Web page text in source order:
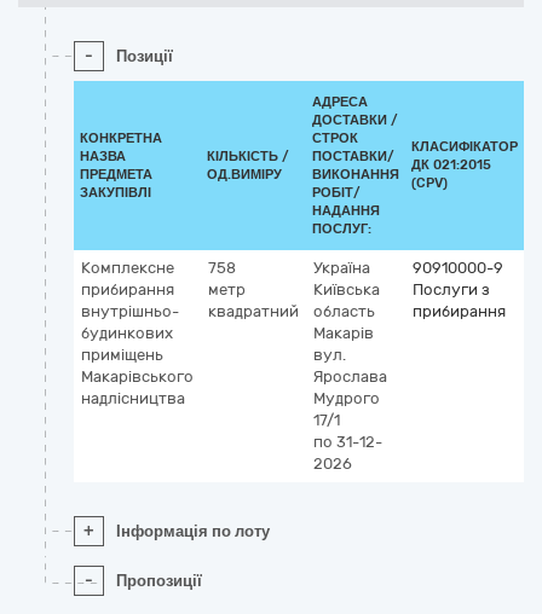
- Позиції
КОНКРЕТНА
НАЗВА
ПРЕДМЕТА
ЗАКУПІВЛІ
КІЛЬКІСТЬ /
ОД.ВИМІРУ
АДРЕСА
ДОСТАВКИ /
СТРОК
ПОСТАВКИ/
ВИКОНАННЯ
РОБІТ/
НАДАННЯ
ПОСЛУГ:
КЛАСИФІКАТОР
ДК 021:2015
(CPV)
Комплексне
прибирання
внутрішньо-
будинкових
приміщень
Макарівського
надлісництва
758
метр
квадратний
Україна
Київська
область
Макарів
вул.
Ярослава
Мудрого
17/1
по 31-12-
2026
90910000-9
Послуги з
прибирання
+ Інформація по лоту
- Пропозиції